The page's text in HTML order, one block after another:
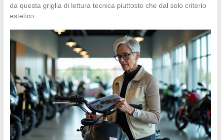
da questa griglia di lettura tecnica piuttosto che dal solo criterio
estetico.